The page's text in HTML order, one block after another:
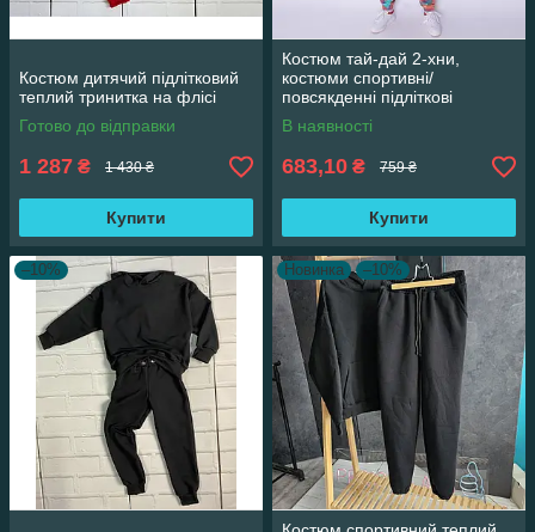
Костюм дитячий підлітковий
теплий тринитка на флісі
Готово до відправки
1 287 ₴ 1 430 ₴
Купити
Костюм тай-дай 2-хни,
костюми спортивні/
повсякденні підліткові
В наявності
683,10 ₴ 759 ₴
Купити
–10% Новинка –10%